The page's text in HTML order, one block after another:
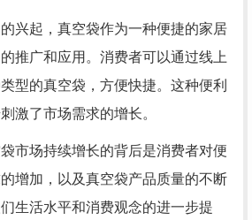
兴起，真空袋作为一种便捷的家居
推广和应用。消费者可以通过线上
型的真空袋，方便快捷。这种便利
激了市场需求的增长。
市场持续增长的背后是消费者对便
增加，以及真空袋产品质量的不断
生活水平和消费观念的进一步提